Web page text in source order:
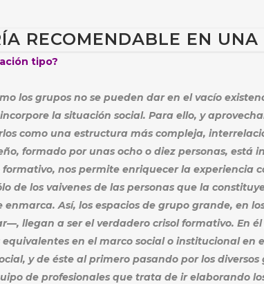
RECOMENDABLE EN
tipo?
los grupos no se pueden dar en el vacío
la situación social. Para ello, y
como una estructura más compleja,
formado por unas ocho o diez personas,
nos permite enriquecer la experiencia
de los vaivenes de las personas que la
Así, los espacios de grupo grande, en
llegan a ser el verdadero crisol formativo. En
en el marco social o institucional en
y de éste al primero pasando por los
de profesionales que trata de ir elaborando